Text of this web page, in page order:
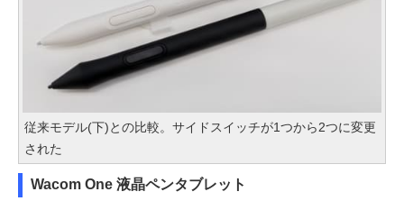
従来モデル(下)との比較。サイドスイッチが1つから2つに変更
された
Wacom One 液晶ペンタブレット